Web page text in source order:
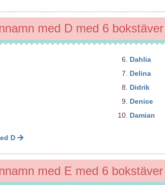
med D med 6 bokstäver
Dahlia
Delina
Didrik
Denice
Damian
D
med E med 6 bokstäver